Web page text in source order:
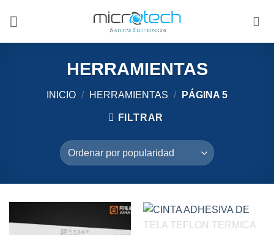
HERRAMIENTAS
INICIO / HERRAMIENTAS / PÁGINA 5
FILTRAR